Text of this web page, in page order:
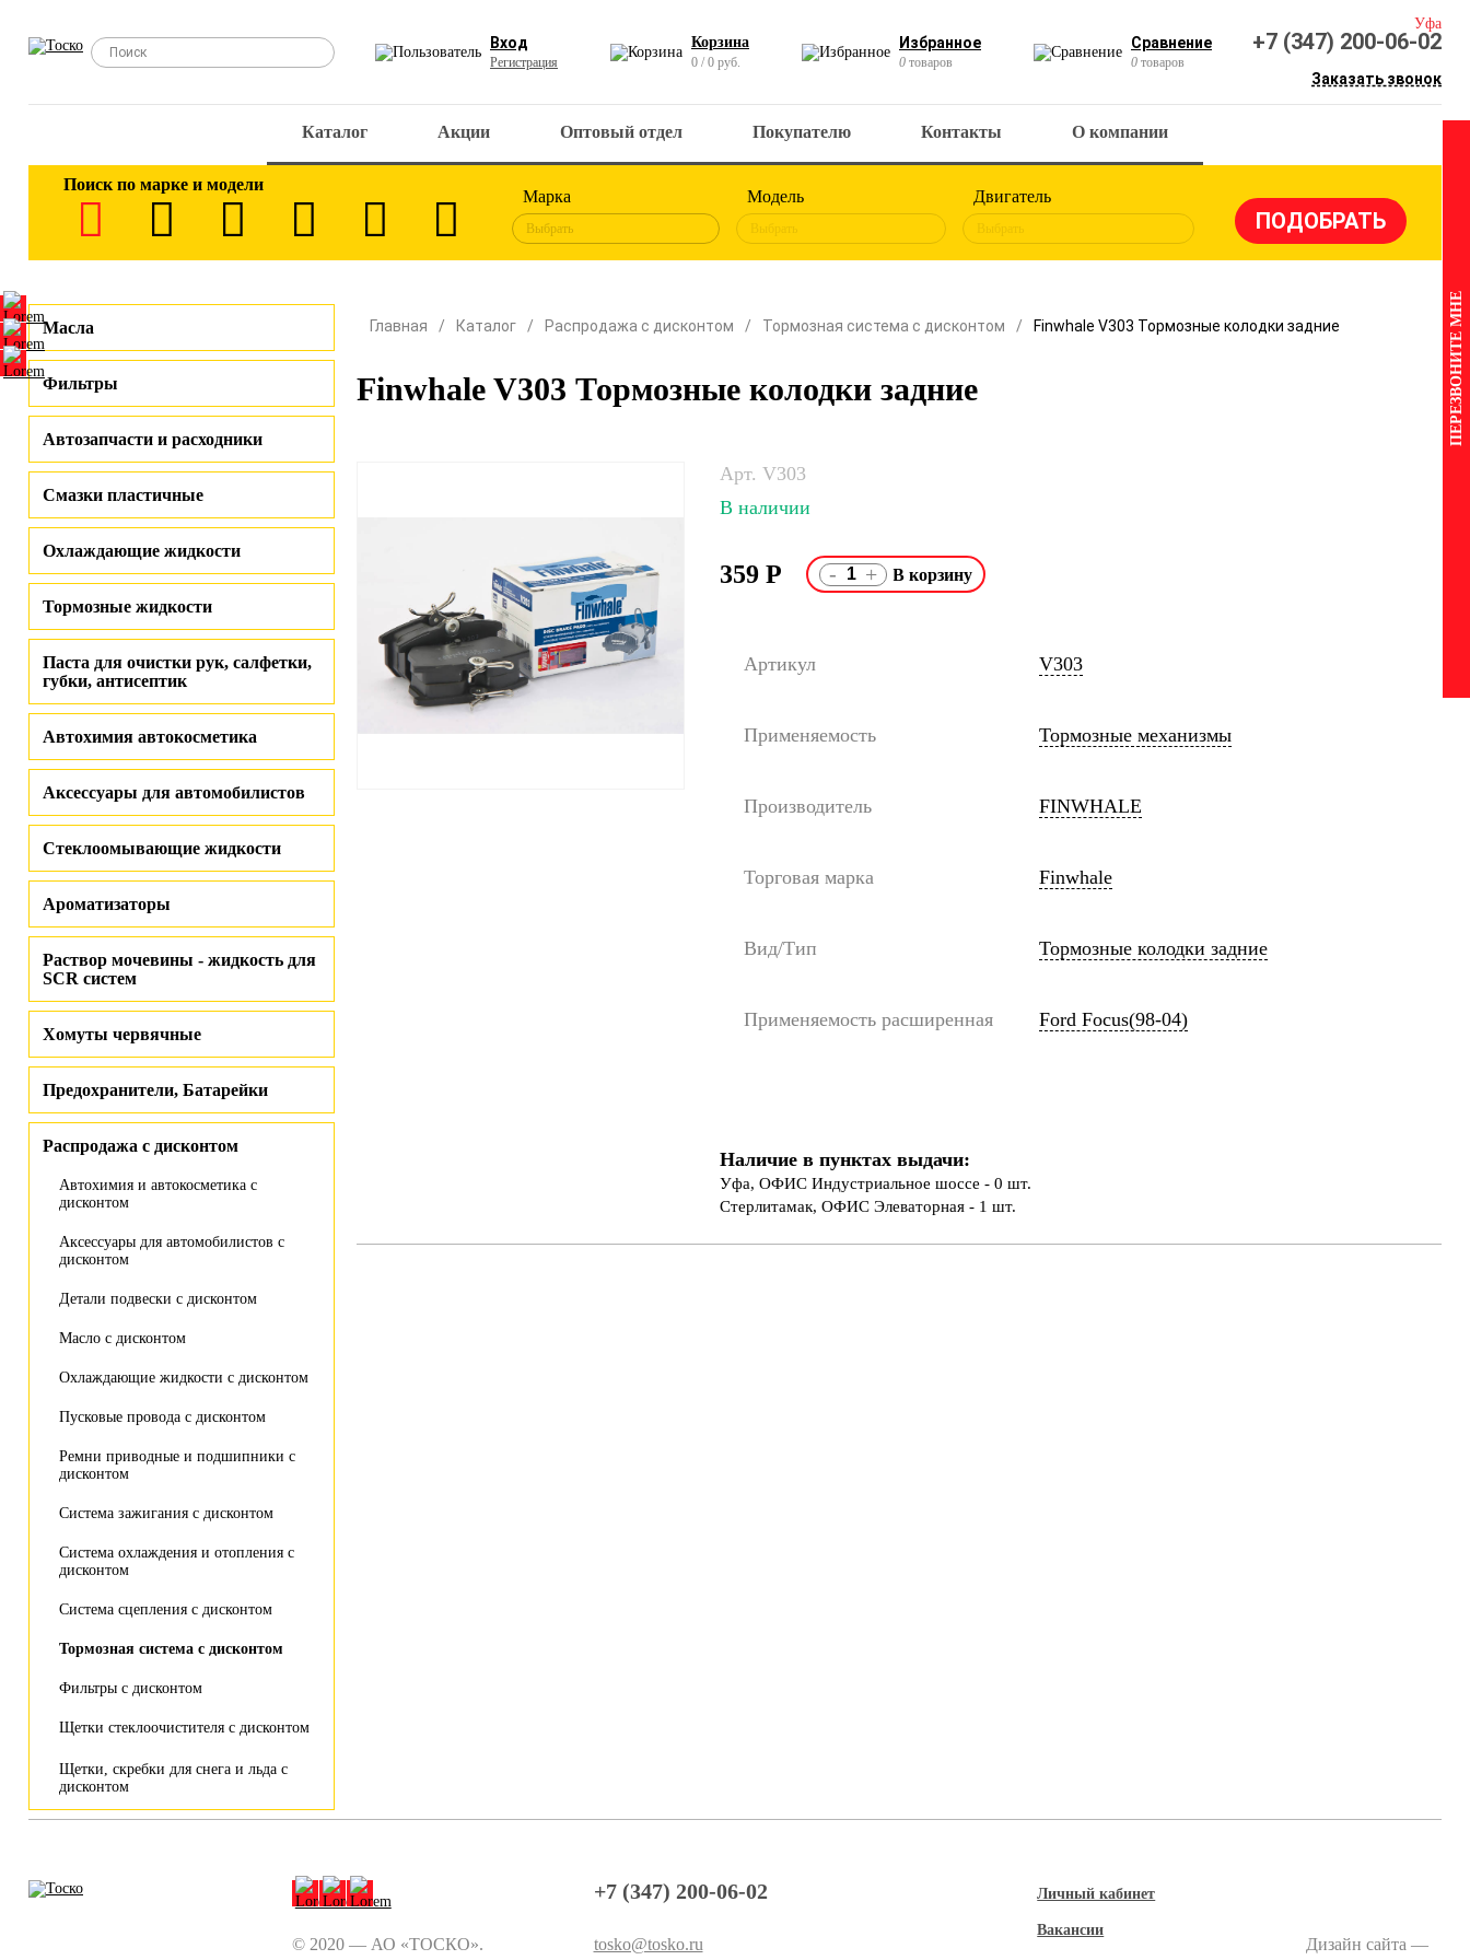
Вход
Регистрация
Корзина
0 / 0 руб.
Избранное
0 товаров
Сравнение
0 товаров
Уфа
+7 (347) 200-06-02
Заказать звонок
Каталог Акции Оптовый отдел Покупателю Контакты О компании
Поиск по марке и модели
Марка
Выбрать
Модель
Выбрать
Двигатель
Выбрать
Масла
Фильтры
Автозапчасти и расходники
Смазки пластичные
Охлаждающие жидкости
Тормозные жидкости
Паста для очистки рук, салфетки,
губки, антисептик
Автохимия автокосметика
Аксессуары для автомобилистов
Стеклоомывающие жидкости
Ароматизаторы
Раствор мочевины - жидкость для
SCR систем
Хомуты червячные
Предохранители, Батарейки
Распродажа с дисконтом
Автохимия и автокосметика с
дисконтом
Аксессуары для автомобилистов с
дисконтом
Детали подвески с дисконтом
Масло с дисконтом
Охлаждающие жидкости с дисконтом
Пусковые провода с дисконтом
Ремни приводные и подшипники с
дисконтом
Система зажигания с дисконтом
Система охлаждения и отопления с
дисконтом
Система сцепления с дисконтом
Тормозная система с дисконтом
Фильтры с дисконтом
Щетки стеклоочистителя с дисконтом
Щетки, скребки для снега и льда с
дисконтом
Главная Каталог Распродажа с дисконтом Тормозная система с дисконтом Finwhale V303 Тормозные колодки задние
Finwhale V303 Тормозные колодки задние
Арт. V303
В наличии
359 Р - +
Артикул V303
Применяемость Тормозные механизмы
Производитель FINWHALE
Торговая марка Finwhale
Вид/Тип Тормозные колодки задние
Применяемость расширенная Ford Focus(98-04)
Наличие в пунктах выдачи:
Уфа, ОФИС Индустриальное шоссе - 0 шт.
Стерлитамак, ОФИС Элеваторная - 1 шт.
© 2020 — АО «ТОСКО».
+7 (347) 200-06-02
tosko@tosko.ru
Личный кабинет
Вакансии
Дизайн сайта —
ПЕРЕЗВОНИТЕ МНЕ